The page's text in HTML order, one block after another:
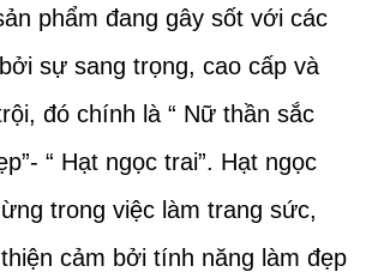
phẩm đang gây sốt với các
sự sang trọng, cao cấp và
đó chính là “ Nữ thần sắc
“ Hạt ngọc trai”. Hạt ngọc
trong việc làm trang sức,
cảm bởi tính năng làm đẹp